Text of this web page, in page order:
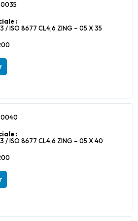
:
/ ISO 8677 CL4,6 ZING – 05 X 35
:
/ ISO 8677 CL4,6 ZING – 05 X 40